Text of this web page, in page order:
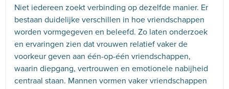
Niet iedereen zoekt verbinding op dezelfde manier. Er
bestaan duidelijke verschillen in hoe vriendschappen
worden vormgegeven en beleefd. Zo laten onderzoek
en ervaringen zien dat vrouwen relatief vaker de
voorkeur geven aan één-op-één vriendschappen,
waarin diepgang, vertrouwen en emotionele nabijheid
centraal staan. Mannen vormen vaker vriendschappen